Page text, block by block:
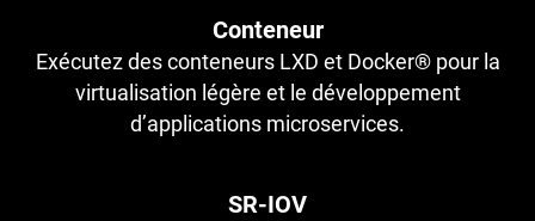
Conteneur
Exécutez des conteneurs LXD et Docker® pour la
virtualisation légère et le développement
d’applications microservices.
SR-IOV